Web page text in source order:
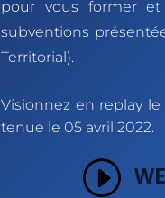
pour vous former
subventions
Territorial).
Visionnez en replay
tenue le 05 avril 2022.
I